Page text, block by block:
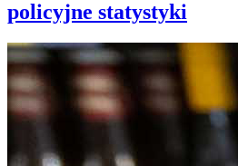
policyjne statystyki